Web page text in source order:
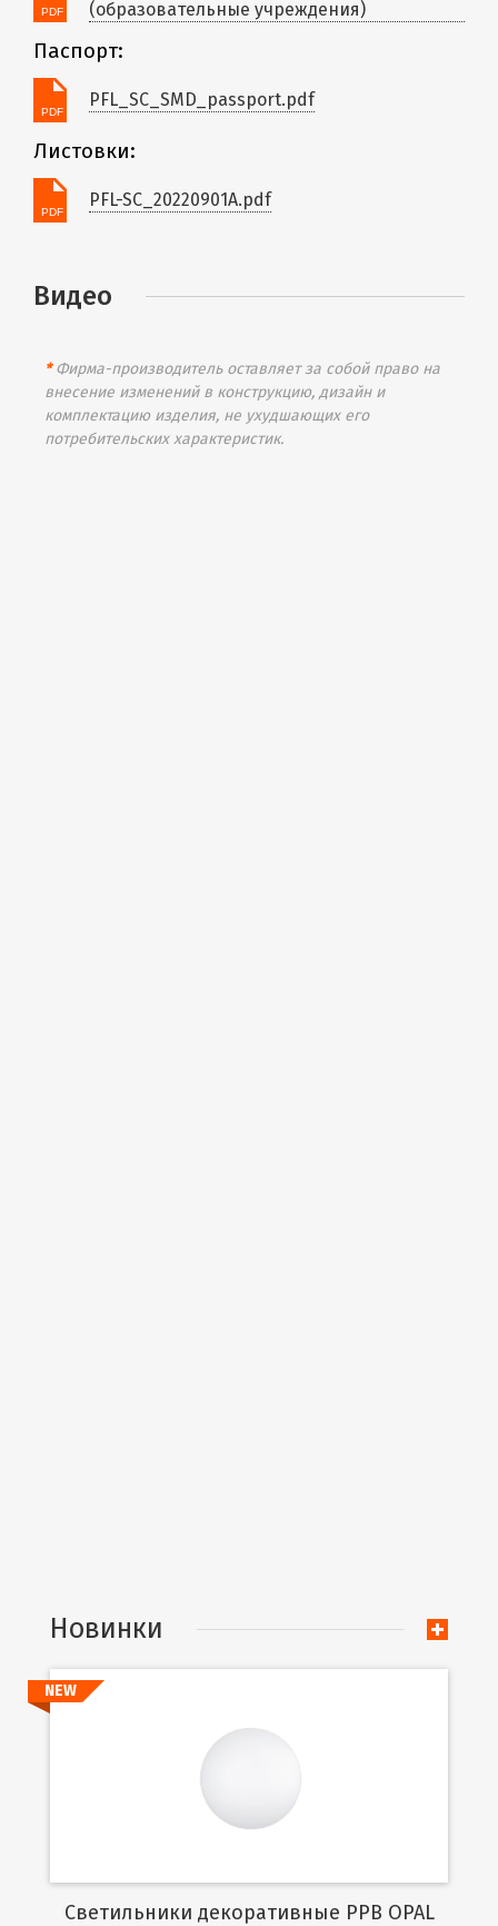
(образовательные учреждения)
Паспорт:
PFL_SC_SMD_passport.pdf
Листовки:
PFL-SC_20220901A.pdf
Видео
*Фирма-производитель оставляет за собой право на
внесение изменений в конструкцию, дизайн и
комплектацию изделия, не ухудшающих его
потребительских характеристик.
Новинки
NEW
Cветильники декоративные PPB OPAL